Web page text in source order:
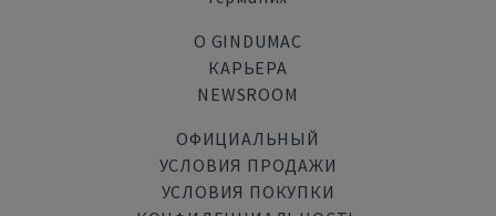
О GINDUMAC
КАРЬЕРА
NEWSROOM
ОФИЦИАЛЬНЫЙ
УСЛОВИЯ ПРОДАЖИ
УСЛОВИЯ ПОКУПКИ